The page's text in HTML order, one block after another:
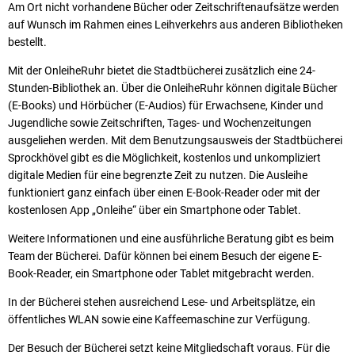
Am Ort nicht vorhandene Bücher oder Zeitschriftenaufsätze werden
auf Wunsch im Rahmen eines Leihverkehrs aus anderen Bibliotheken
bestellt.
Mit der OnleiheRuhr bietet die Stadtbücherei zusätzlich eine 24-
Stunden-Bibliothek an. Über die OnleiheRuhr können digitale Bücher
(E-Books) und Hörbücher (E-Audios) für Erwachsene, Kinder und
Jugendliche sowie Zeitschriften, Tages- und Wochenzeitungen
ausgeliehen werden. Mit dem Benutzungsausweis der Stadtbücherei
Sprockhövel gibt es die Möglichkeit, kostenlos und unkompliziert
digitale Medien für eine begrenzte Zeit zu nutzen. Die Ausleihe
funktioniert ganz einfach über einen E-Book-Reader oder mit der
kostenlosen App „Onleihe“ über ein Smartphone oder Tablet.
Weitere Informationen und eine ausführliche Beratung gibt es beim
Team der Bücherei. Dafür können bei einem Besuch der eigene E-
Book-Reader, ein Smartphone oder Tablet mitgebracht werden.
In der Bücherei stehen ausreichend Lese- und Arbeitsplätze, ein
öffentliches WLAN sowie eine Kaffeemaschine zur Verfügung.
Der Besuch der Bücherei setzt keine Mitgliedschaft voraus. Für die